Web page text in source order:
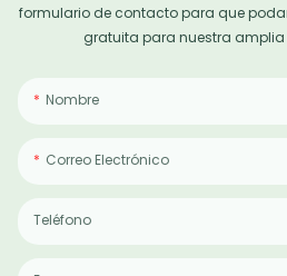
formulario de contacto para que
gratuita para nuestra
Nombre
Correo Electrónico
Teléfono